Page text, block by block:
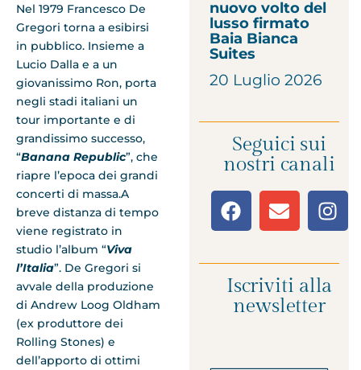
Nel 1979 Francesco De
Gregori torna a esibirsi
in pubblico. Insieme a
Lucio Dalla e a un
giovanissimo Ron, porta
negli stadi italiani un
tour importante e di
grandissimo successo,
“Banana Republic”, che
riapre l’epoca dei grandi
concerti di massa.A
breve distanza di tempo
viene registrato in
studio l’album “Viva
l’Italia”. De Gregori si
avvale della produzione
di Andrew Loog Oldham
(ex produttore dei
Rolling Stones) e
dell’apporto di ottimi
nuovo volto del
lusso firmato
Baia Bianca
Suites
20 Luglio 2026
Seguici sui
nostri canali
Iscriviti alla
newsletter